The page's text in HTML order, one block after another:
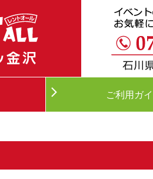
ご利用ガ